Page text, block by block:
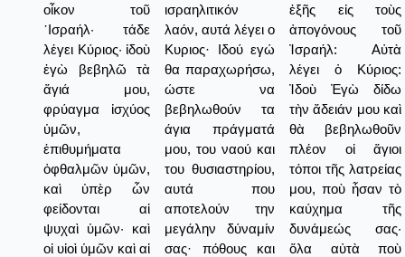
οἶκον τοῦ
᾿Ισραήλ· τάδε
λέγει Κύριος· ἰδοὺ
ἐγὼ βεβηλῶ τὰ
ἅγιά μου,
φρύαγμα ἰσχύος
ὑμῶν,
ἐπιθυμήματα
ὀφθαλμῶν ὑμῶν,
καὶ ὑπὲρ ὧν
φείδονται αἱ
ψυχαὶ ὑμῶν· καὶ
οἱ υἱοὶ ὑμῶν καὶ αἱ
ισραηλιτικόν
λαόν, αυτά λέγει ο
Κυριος· Ιδού εγώ
θα παραχωρήσω,
ώστε να
βεβηλωθούν τα
άγια πράγματά
μου, του ναού και
του θυσιαστηρίου,
αυτά που
αποτελούν την
μεγάλην δύναμίν
σας· πόθους και
ἑξῆς εἰς τοὺς
ἀπογόνους τοῦ
Ἰσραήλ: Αὐτὰ
λέγει ὁ Κύριος:
Ἰδοὺ Ἐγὼ δίδω
τὴν ἄδειάν μου καὶ
θὰ βεβηλωθοῦν
πλέον οἱ ἅγιοι
τόποι τῆς λατρείας
μου, ποὺ ἦσαν τὸ
καύχημα τῆς
δυνάμεώς σας·
ὅλα αὐτὰ ποὺ